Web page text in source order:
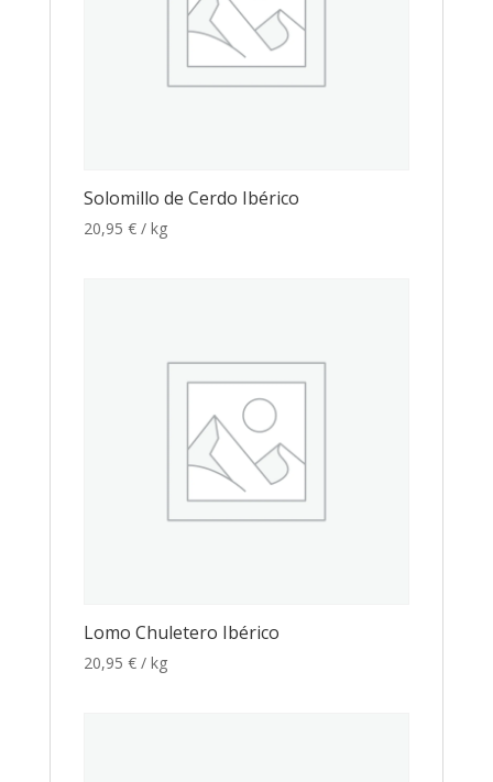
Solomillo de Cerdo Ibérico
20,95 € / kg
Lomo Chuletero Ibérico
20,95 € / kg